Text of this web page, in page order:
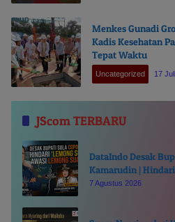
Menkes Gunadi
Kadis Kesehatan
Tepat Waktu
Uncategorized 17
JScom TERBARU
DataIndo Desak
Kamarudin | Hindari
Lemong Suanggi’
7 Agustus 2026